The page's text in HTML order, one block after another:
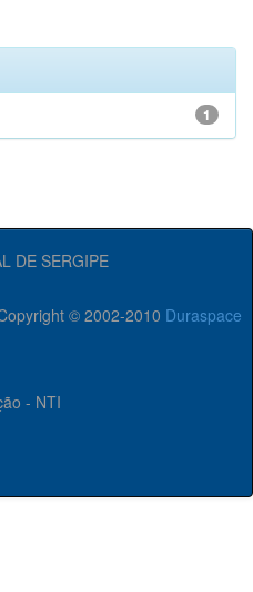
1
DE SERGIPE
© 2002-2010 Duraspace
- NTI